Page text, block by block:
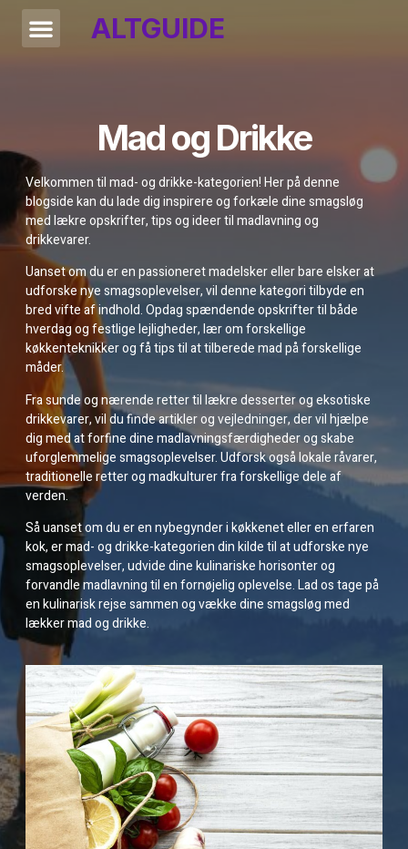
ALTGUIDE
Mad og Drikke
Velkommen til mad- og drikke-kategorien! Her på denne
blogside kan du lade dig inspirere og forkæle dine smagsløg
med lækre opskrifter, tips og ideer til madlavning og
drikkevarer.
Uanset om du er en passioneret madelsker eller bare elsker at
udforske nye smagsoplevelser, vil denne kategori tilbyde en
bred vifte af indhold. Opdag spændende opskrifter til både
hverdag og festlige lejligheder, lær om forskellige
køkkenteknikker og få tips til at tilberede mad på forskellige
måder.
Fra sunde og nærende retter til lækre desserter og eksotiske
drikkevarer, vil du finde artikler og vejledninger, der vil hjælpe
dig med at forfine dine madlavningsfærdigheder og skabe
uforglemmelige smagsoplevelser. Udforsk også lokale råvarer,
traditionelle retter og madkulturer fra forskellige dele af
verden.
Så uanset om du er en nybegynder i køkkenet eller en erfaren
kok, er mad- og drikke-kategorien din kilde til at udforske nye
smagsoplevelser, udvide dine kulinariske horisonter og
forvandle madlavning til en fornøjelig oplevelse. Lad os tage på
en kulinarisk rejse sammen og vække dine smagsløg med
lækker mad og drikke.